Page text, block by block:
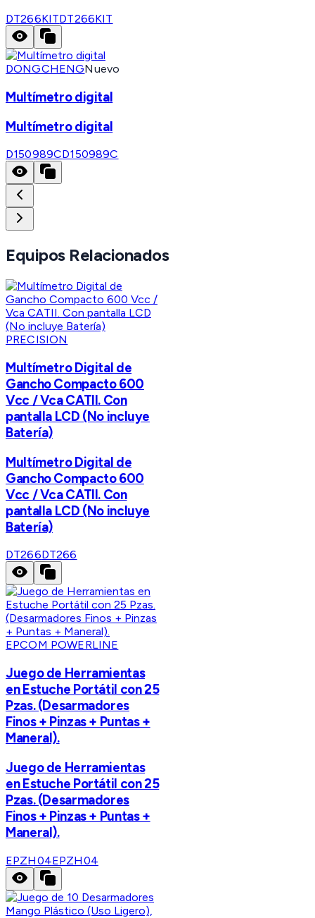
DT266KITDT266KIT
DONGCHENGNuevo
Multímetro digital
Multímetro digital
D150989CD150989C
Equipos Relacionados
PRECISION
Multímetro Digital de
Gancho Compacto 600
Vcc / Vca CATII. Con
pantalla LCD (No incluye
Batería)
Multímetro Digital de
Gancho Compacto 600
Vcc / Vca CATII. Con
pantalla LCD (No incluye
Batería)
DT266DT266
EPCOM POWERLINE
Juego de Herramientas
en Estuche Portátil con 25
Pzas. (Desarmadores
Finos + Pinzas + Puntas +
Maneral).
Juego de Herramientas
en Estuche Portátil con 25
Pzas. (Desarmadores
Finos + Pinzas + Puntas +
Maneral).
EPZH04EPZH04